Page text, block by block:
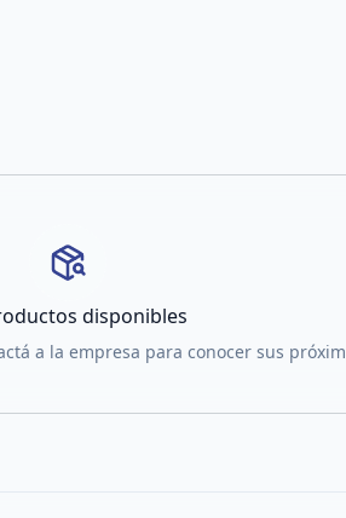
disponibles
a la empresa para conocer sus